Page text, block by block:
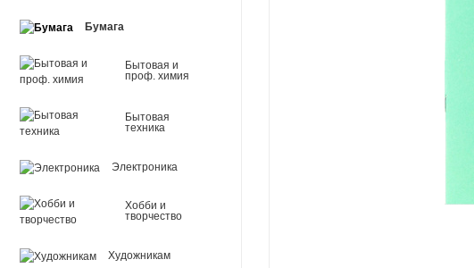
Бумага
Бытовая и
проф. химия
Бытовая
техника
Электроника
Хобби и
творчество
Художникам